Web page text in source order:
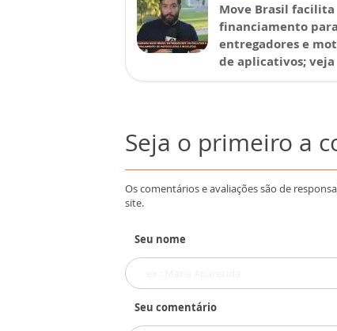
Move Brasil facilita
financiamento para
entregadores e
de aplicativos; veja
Seja o primeiro a
Os comentários e avaliações são de
site.
Seu nome
Seu comentário